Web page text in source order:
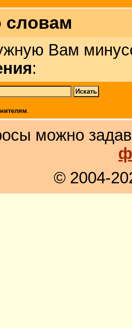
словам
Вам
:
.
можно
© 2004-